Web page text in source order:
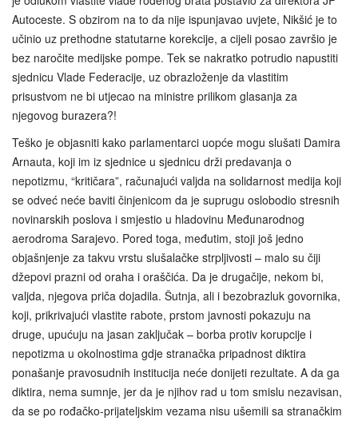
Autoceste. S obzirom na to da nije ispunjavao uvjete, Nikšić je to
učinio uz prethodne statutarne korekcije, a cijeli posao završio je
bez naročite medijske pompe. Tek se nakratko potrudio napustiti
sjednicu Vlade Federacije, uz obrazloženje da vlastitim
prisustvom ne bi utjecao na ministre prilikom glasanja za
njegovog burazera?!
Teško je objasniti kako parlamentarci uopće mogu slušati Damira
Arnauta, koji im iz sjednice u sjednicu drži predavanja o
nepotizmu, “kritičara”, računajući valjda na solidarnost medija koji
se odveć neće baviti činjenicom da je suprugu oslobodio stresnih
novinarskih poslova i smjestio u hladovinu Međunarodnog
aerodroma Sarajevo. Pored toga, međutim, stoji još jedno
objašnjenje za takvu vrstu slušalačke strpljivosti – malo su čiji
džepovi prazni od oraha i oraščića. Da je drugačije, nekom bi,
valjda, njegova priča dojadila. Šutnja, ali i bezobrazluk govornika,
koji, prikrivajući vlastite rabote, prstom javnosti pokazuju na
druge, upućuju na jasan zaključak – borba protiv korupcije i
nepotizma u okolnostima gdje stranačka pripadnost diktira
ponašanje pravosudnih institucija neće donijeti rezultate. A da ga
diktira, nema sumnje, jer da je njihov rad u tom smislu nezavisan,
da se po rođačko-prijateljskim vezama nisu ušemili sa stranačkim